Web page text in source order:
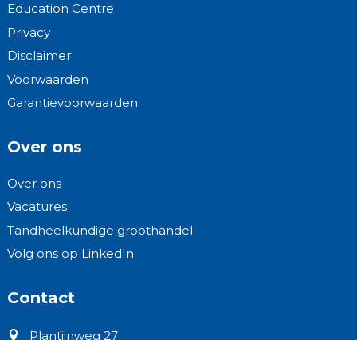
Education Centre
Privacy
Disclaimer
Voorwaarden
Garantievoorwaarden
Over ons
Over ons
Vacatures
Tandheelkundige groothandel
Volg ons op LinkedIn
Contact
Plantijnweg 27